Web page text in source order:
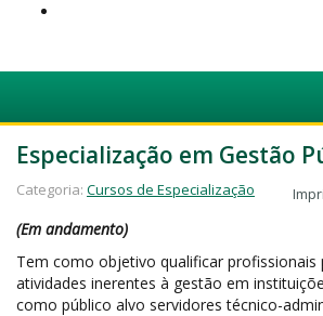
Especialização em Gestão
Categoria: Cursos de Especialização
(Em andamento)
Tem como objetivo qualificar profissionais
atividades inerentes à gestão em
como público alvo servidores técnico-